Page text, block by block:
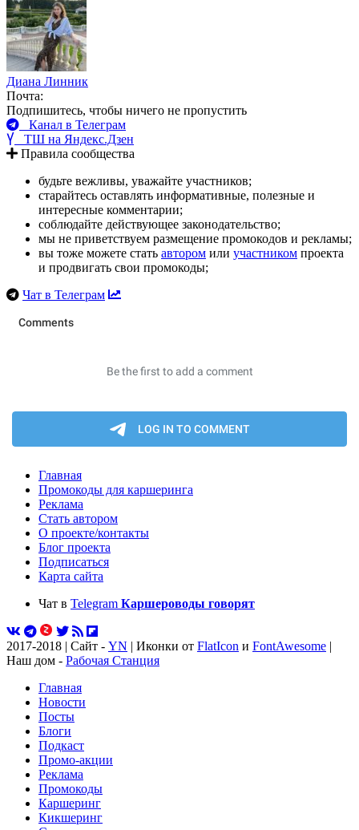
Диана Линник
Почта:
Подпишитесь, чтобы ничего не пропустить
Канал в Телеграм
ТШ на Яндекс.Дзен
Правила сообщества
будьте вежливы, уважайте участников;
старайтесь оставлять информативные, полезные и
интересные комментарии;
соблюдайте действующее законодательство;
мы не приветствуем размещение промокодов и рекламы;
вы тоже можете стать автором или участником проекта
и продвигать свои промокоды;
Чат в Телеграм
Главная
Промокоды для каршеринга
Реклама
Стать автором
О проекте/контакты
Блог проекта
Подписаться
Карта сайта
Чат в Telegram Каршероводы говорят
2017-2018 | Сайт - YN | Иконки от FlatIcon и FontAwesome |
Наш дом - Рабочая Станция
Главная
Новости
Посты
Блоги
Подкаст
Промо-акции
Реклама
Промокоды
Каршеринг
Кикшеринг